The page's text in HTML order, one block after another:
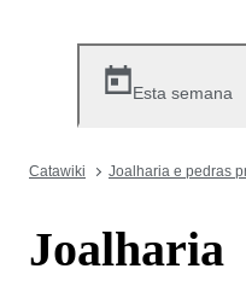
Esta semana
Catawiki Joalharia e pedras
Joalharia